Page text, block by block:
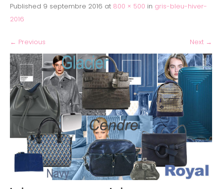
Published 9 septembre 2016 at 800 × 500 in gris-bleu-hiver-
2016
← Previous Next →